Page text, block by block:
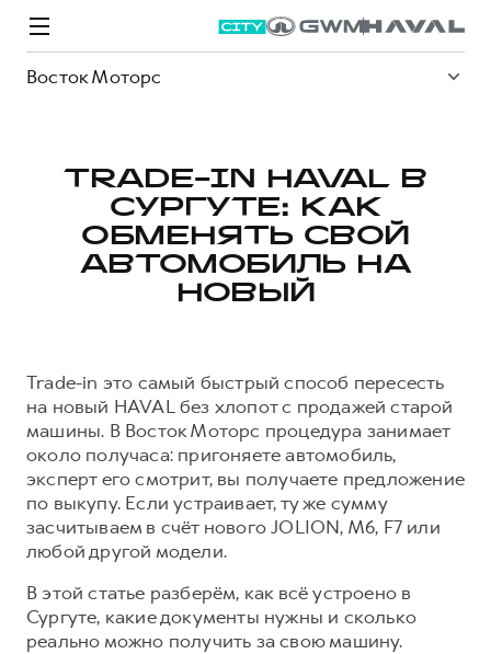
Восток Моторс
Модели
M6
от 2 049 000 ₽
JOLION
от 2 049 000 ₽
DARGO
от 3 199 000 ₽ от 3 499 000 ₽
Покупателям
Конфигуратор HAVAL
Аксессуары HAVAL
Каталоги и прайс-листы
Программа «HAVAL Защита+»
Тест-драйв
Трейд-ин
КРЕДИТ И СТРАХОВАНИЕ
Владельцам
Запись на сервис
Моторное масло
Стоимость ТО
СЕРВИСНОЕ ОБСЛУЖИВАНИЕ
Нулевое ТО
Программа «Помощь на дороге»
Регламенты технического обслуживания
Спецпредложения
Владельцам
О дилере
Новости
О GWM
Статьи
ИНФОРМАЦИЯ О ДИЛЕРЕ
О дилере
Наша команда
Контакты
TRADE-IN HAVAL В
СУРГУТЕ: КАК
ОБМЕНЯТЬ СВОЙ
АВТОМОБИЛЬ НА
НОВЫЙ
Trade-in это самый быстрый способ пересесть
на новый HAVAL без хлопот с продажей старой
машины. В Восток Моторс процедура занимает
около получаса: пригоняете автомобиль,
эксперт его смотрит, вы получаете предложение
по выкупу. Если устраивает, ту же сумму
засчитываем в счёт нового JOLION, M6, F7 или
любой другой модели.
В этой статье разберём, как всё устроено в
Сургуте, какие документы нужны и сколько
реально можно получить за свою машину.